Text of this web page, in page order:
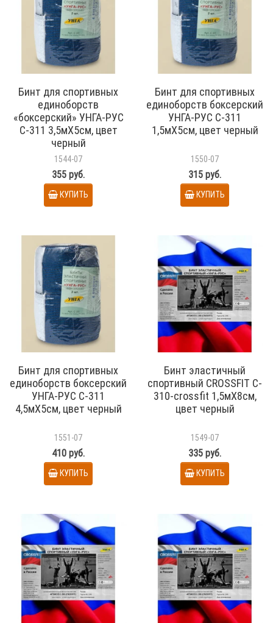
Бинт для спортивных
единоборств
«боксерский» УНГА-РУС
С-311 3,5мХ5см, цвет
черный
1544-07
355 руб.
КУПИТЬ
Бинт для спортивных
единоборств боксерский
УНГА-РУС С-311
1,5мХ5см, цвет черный
1550-07
315 руб.
КУПИТЬ
Бинт для спортивных
единоборств боксерский
УНГА-РУС С-311
4,5мХ5см, цвет черный
1551-07
410 руб.
КУПИТЬ
Бинт эластичный
спортивный CROSSFIT C-
310-crossfit 1,5мХ8см,
цвет черный
1549-07
335 руб.
КУПИТЬ